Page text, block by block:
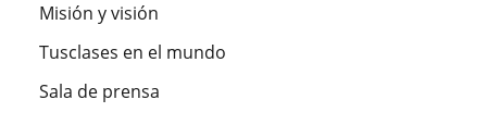
Misión y visión
Tusclases en el mundo
Sala de prensa